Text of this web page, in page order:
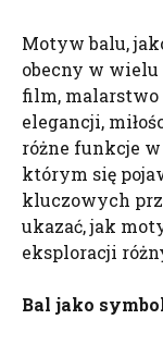
Motyw balu,
obecny w
film, malarstwo
elegancji,
różne funkcje
którym się
kluczowych
ukazać, jak
eksploracji
Bal jako